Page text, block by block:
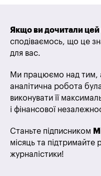
Якщо ви дочитали цей
сподіваємось, що це
для вас.
Ми працюємо над тим,
аналітична робота
виконувати її
і фінансової
Станьте підписником
місяць та підтримайте
журналістики!